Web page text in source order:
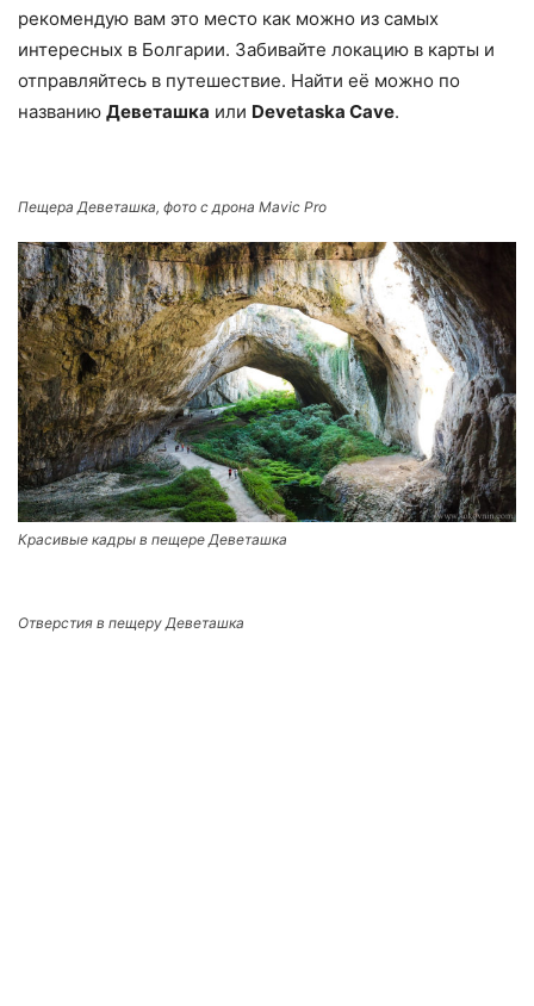
рекомендую вам это место как можно из самых
интересных в Болгарии. Забивайте локацию в карты и
отправляйтесь в путешествие. Найти её можно по
названию Деветашка или Devetaska Cave.
Пещера Деветашка, фото с дрона Mavic Pro
Красивые кадры в пещере Деветашка
Отверстия в пещеру Деветашка